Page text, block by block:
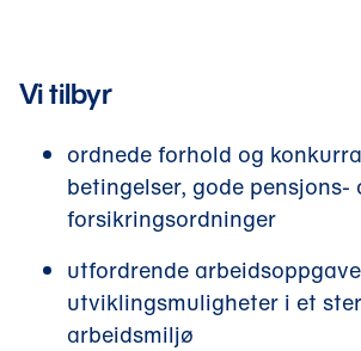
Vi tilbyr
ordnede forhold og
betingelser, gode pensjons-
forsikringsordninger
utfordrende
utviklingsmuligheter i et
arbeidsmiljø